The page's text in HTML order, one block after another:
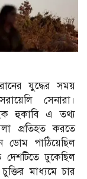
যুদ্ধের সময়
সেনারা।
হুকাবি এ তথ্য
প্রতিহত করতে
ডোম পাঠিয়েছিল
ঢুকেছিল
মাধ্যমে চার